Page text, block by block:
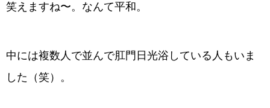
笑えますね〜。なんて平和。
中には複数人で並んで肛門日光浴している人もいま
した（笑）。